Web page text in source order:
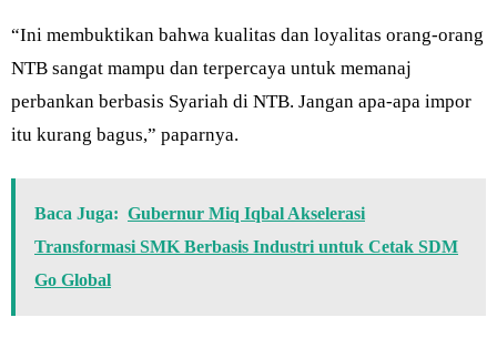
“Ini membuktikan bahwa kualitas dan loyalitas orang-orang
NTB sangat mampu dan terpercaya untuk memanaj
perbankan berbasis Syariah di NTB. Jangan apa-apa impor
itu kurang bagus,” paparnya.
Baca Juga: Gubernur Miq Iqbal Akselerasi
Transformasi SMK Berbasis Industri untuk Cetak SDM
Go Global